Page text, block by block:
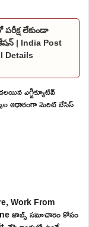
లేకుండా
| India Post
Details
ఎగ్జిక్యూటివ్
ఆధారంగా మెరిట్ బేసిస్
Work From
జాబ్స్ సమాచారం కోసం